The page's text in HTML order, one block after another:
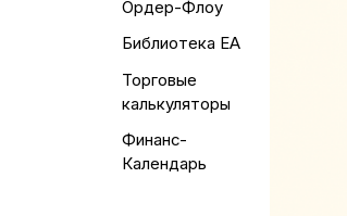
Ордер-Флоу
Библиотека EA
Торговые
калькуляторы
Финанс-
Календарь